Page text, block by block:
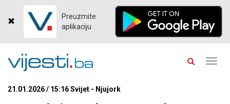
Preuzmite
aplikaciju
21.01.2026 / 15:16 Svijet - Njujork